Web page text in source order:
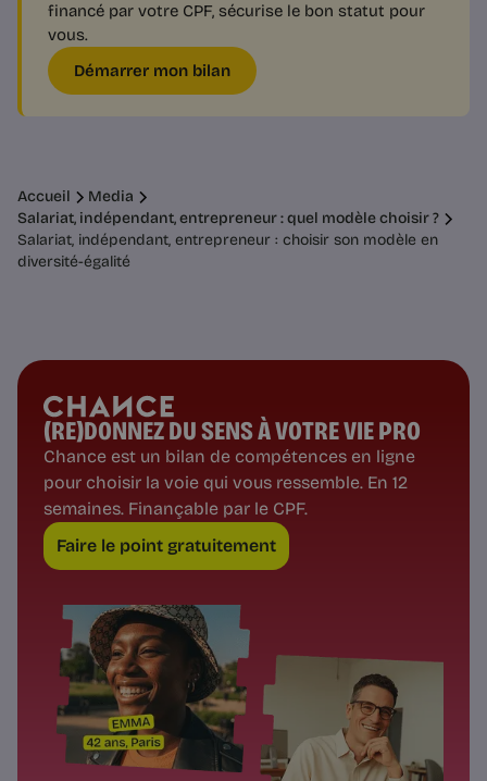
financé par votre CPF, sécurise le bon statut pour
vous.
Démarrer mon bilan
Accueil
Media
Salariat, indépendant, entrepreneur : quel modèle choisir ?
Salariat, indépendant, entrepreneur : choisir son modèle en
diversité-égalité
(RE)DONNEZ DU SENS À VOTRE VIE PRO
Chance est un bilan de compétences en ligne
pour choisir la voie qui vous ressemble. En 12
semaines. Finançable par le CPF.
Faire le point gratuitement